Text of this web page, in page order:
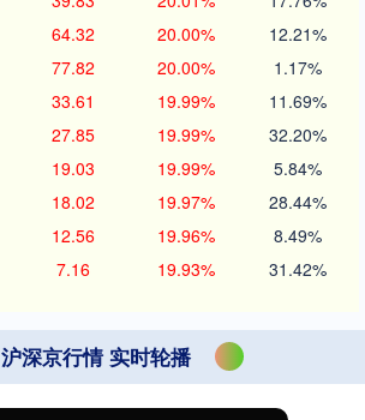
64.32 20.00% 12.21%
77.82 20.00% 1.17%
33.61 19.99% 11.69%
27.85 19.99% 32.20%
19.03 19.99% 5.84%
18.02 19.97% 28.44%
12.56 19.96% 8.49%
7.16 19.93% 31.42%
沪深京行情 实时轮播